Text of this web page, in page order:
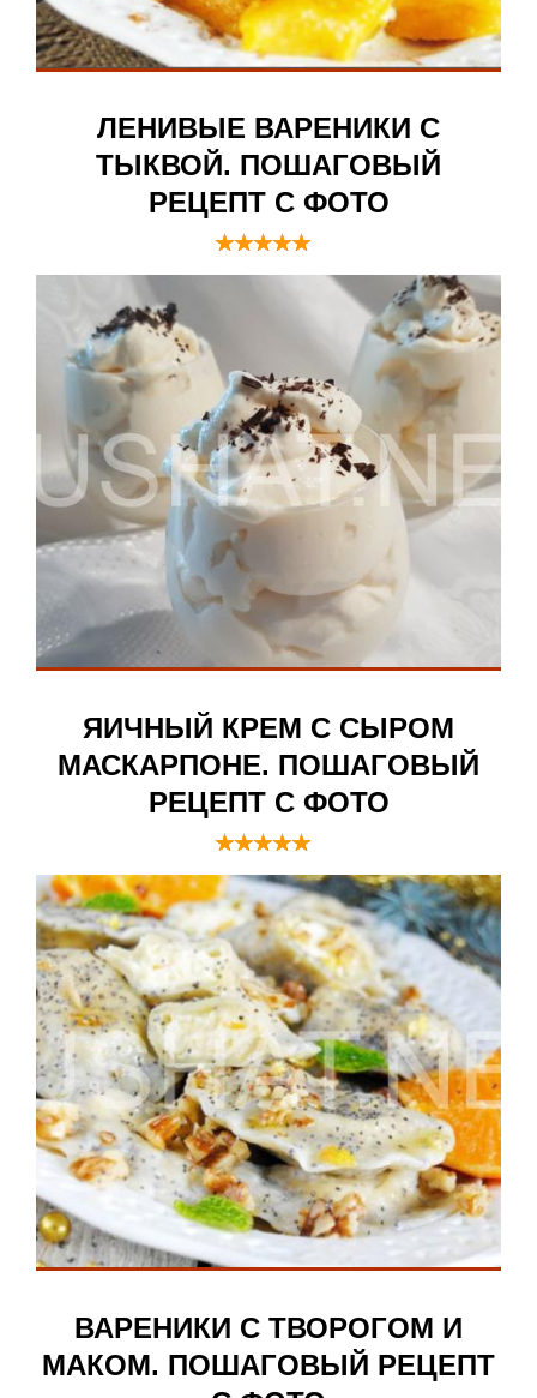
ЛЕНИВЫЕ ВАРЕНИКИ С
ТЫКВОЙ. ПОШАГОВЫЙ
РЕЦЕПТ С ФОТО
ЯИЧНЫЙ КРЕМ С СЫРОМ
МАСКАРПОНЕ. ПОШАГОВЫЙ
РЕЦЕПТ С ФОТО
ВАРЕНИКИ С ТВОРОГОМ И
МАКОМ. ПОШАГОВЫЙ РЕЦЕПТ